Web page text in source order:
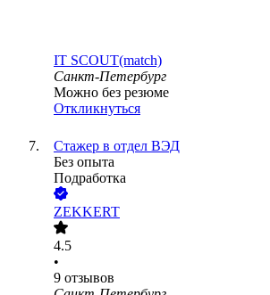
IT SCOUT(match)
Санкт-Петербург
Можно без резюме
Откликнуться
Стажер в отдел ВЭД
Без опыта
Подработка
ZEKKERT
4.5
•
9 отзывов